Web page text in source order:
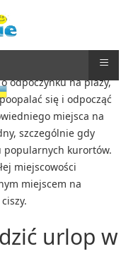
≡
odpoczynku na plaży,
się i odpocząć
miejsca na
szczególnie gdy
popularnych kurortów.
miejscowości
miejscem na
urlop w